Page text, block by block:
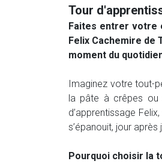
Tour
Faites entrer votre
Felix Cachemire
moment du
Imaginez votre tout-
la pâte à crêpes
d’apprentissage
s’épanouit, jour après
Pourquoi choisir la